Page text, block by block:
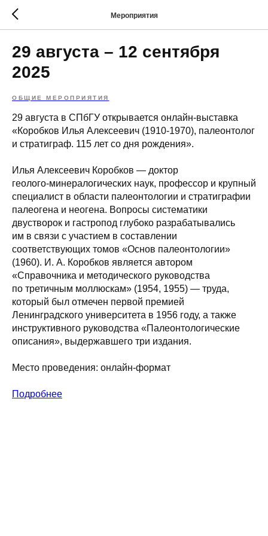
Мероприятия
29 августа – 12 сентября
2025
ОБЩИЕ МЕРОПРИЯТИЯ
29 августа в СПбГУ открывается онлайн‑выставка
«Коробков Илья Алексеевич (1910‑1970), палеонтолог
и стратиграф. 115 лет со дня рождения».
Илья Алексеевич Коробков — доктор
геолого‑минералогических наук, профессор и крупный
специалист в области палеонтологии и стратиграфии
палеогена и неогена. Вопросы систематики
двустворок и гастропод глубоко разрабатывались
им в связи с участием в составлении
соответствующих томов «Основ палеонтологии»
(1960). И. А. Коробков является автором
«Справочника и методического руководства
по третичным моллюскам» (1954, 1955) — труда,
который был отмечен первой премией
Ленинградского университета в 1956 году, а также
инструктивного руководства «Палеонтологические
описания», выдержавшего три издания.
Место проведения: онлайн-формат
Подробнее